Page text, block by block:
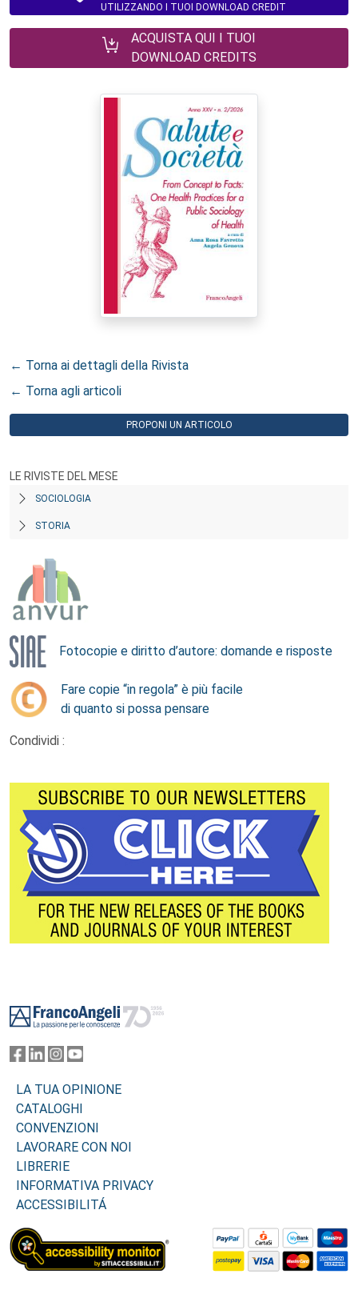
UTILIZZANDO I TUOI DOWNLOAD CREDIT
ACQUISTA QUI I TUOI
DOWNLOAD CREDITS
← Torna ai dettagli della Rivista
← Torna agli articoli
PROPONI UN ARTICOLO
LE RIVISTE DEL MESE
SOCIOLOGIA
STORIA
Fotocopie e diritto d’autore: domande e risposte
Fare copie “in regola” è più facile
di quanto si possa pensare
Condividi :
LA TUA OPINIONE
CATALOGHI
CONVENZIONI
LAVORARE CON NOI
LIBRERIE
INFORMATIVA PRIVACY
ACCESSIBILITÁ